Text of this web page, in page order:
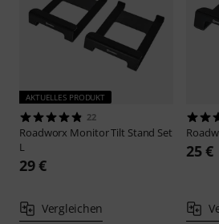
AKTUELLES PRODUKT
22
Roadworx Monitor Tilt Stand Set
L
29 €
Vergleichen
25 €